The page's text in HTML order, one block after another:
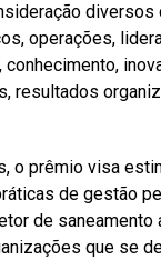
operações,
resultados
o prêmio visa
de gestão
de saneamento
que se